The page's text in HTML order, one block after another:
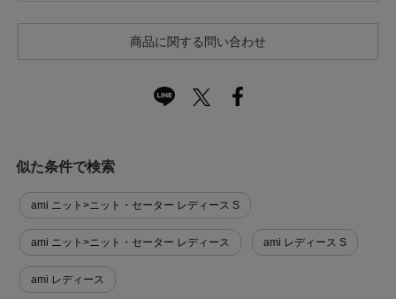
商品に関する問い合わせ
似た条件で検索
ami ニット>ニット・セーター レディース S
ami ニット>ニット・セーター レディース ami レディース S
ami レディース